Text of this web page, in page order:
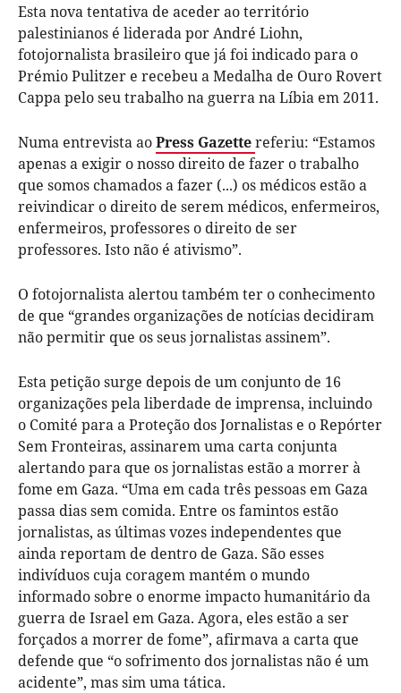
Esta nova tentativa de aceder ao território
palestinianos é liderada por André Liohn,
fotojornalista brasileiro que já foi indicado para o
Prémio Pulitzer e recebeu a Medalha de Ouro Rovert
Cappa pelo seu trabalho na guerra na Líbia em 2011.
Numa entrevista aoPress Gazettereferiu: “Estamos
apenas a exigir o nosso direito de fazer o trabalho
que somos chamados a fazer (...) os médicos estão a
reivindicar o direito de serem médicos, enfermeiros,
enfermeiros, professores o direito de ser
professores. Isto não é ativismo”.
O fotojornalista alertou também ter o conhecimento
de que “grandes organizações de notícias decidiram
não permitir que os seus jornalistas assinem”.
Esta petição surge depois de um conjunto de 16
organizações pela liberdade de imprensa, incluindo
o Comité para a Proteção dos Jornalistas e o Repórter
Sem Fronteiras, assinarem uma carta conjunta
alertando para que os jornalistas estão a morrer à
fome em Gaza. “Uma em cada três pessoas em Gaza
passa dias sem comida. Entre os famintos estão
jornalistas, as últimas vozes independentes que
ainda reportam de dentro de Gaza. São esses
indivíduos cuja coragem mantém o mundo
informado sobre o enorme impacto humanitário da
guerra de Israel em Gaza. Agora, eles estão a ser
forçados a morrer de fome”, afirmava a carta que
defende que “o sofrimento dos jornalistas não é um
acidente”, mas sim uma tática.